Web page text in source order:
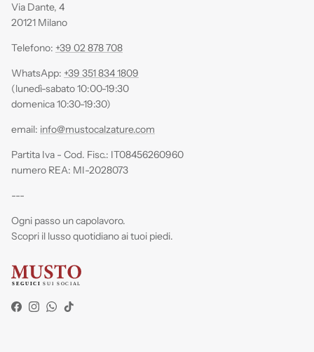
Via Dante, 4
20121 Milano
Telefono: +39 02 878 708
WhatsApp: +39 351 834 1809
(lunedì-sabato 10:00-19:30
domenica 10:30-19:30)
email: info@mustocalzature.com
Partita Iva - Cod. Fisc.: IT08456260960
numero REA: MI-2028073
---
Ogni passo un capolavoro.
Scopri il lusso quotidiano ai tuoi piedi.
Facebook
Instagram
WhatsApp
TikTok